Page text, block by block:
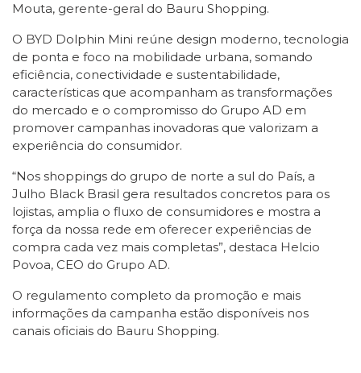
Mouta, gerente-geral do Bauru Shopping.
O BYD Dolphin Mini reúne design moderno, tecnologia
de ponta e foco na mobilidade urbana, somando
eficiência, conectividade e sustentabilidade,
características que acompanham as transformações
do mercado e o compromisso do Grupo AD em
promover campanhas inovadoras que valorizam a
experiência do consumidor.
“Nos shoppings do grupo de norte a sul do País, a
Julho Black Brasil gera resultados concretos para os
lojistas, amplia o fluxo de consumidores e mostra a
força da nossa rede em oferecer experiências de
compra cada vez mais completas”, destaca Helcio
Povoa, CEO do Grupo AD.
O regulamento completo da promoção e mais
informações da campanha estão disponíveis nos
canais oficiais do Bauru Shopping.